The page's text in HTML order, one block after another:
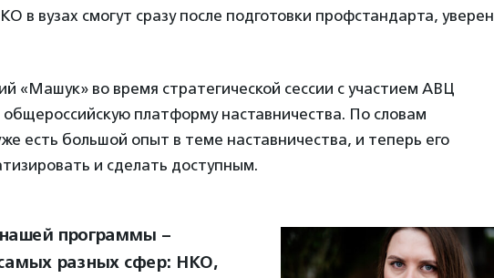
в вузах смогут сразу после подготовки профстандарта, уверен
«Машук» во время стратегической сессии с участием АВЦ
общероссийскую платформу наставничества. По словам
есть большой опыт в теме наставничества, и теперь его
и сделать доступным.
программы –
разных сфер: НКО,